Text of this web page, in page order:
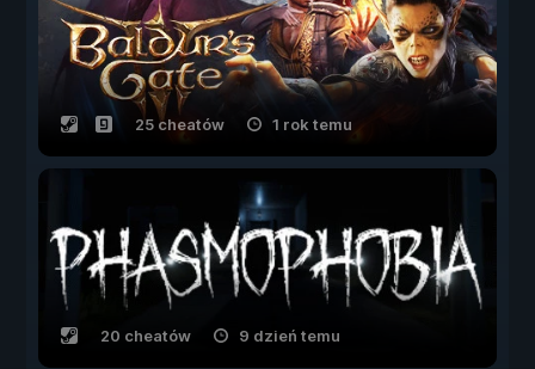
25 cheatów 1 rok temu
20 cheatów 9 dzień temu